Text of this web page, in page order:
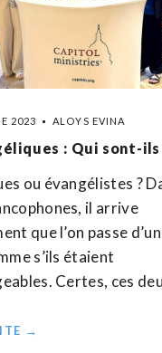
2023 ALOYS EVINA
: Qui sont-ils
ou évangélistes ?
il arrive
que l’on passe
s’ils étaient
Certes, ces
→